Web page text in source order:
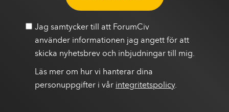
Jag samtycker till att ForumCiv
använder informationen jag angett för att
skicka nyhetsbrev och inbjudningar till mig.
Läs mer om hur vi hanterar dina
personuppgifter i vår integritetspolicy.